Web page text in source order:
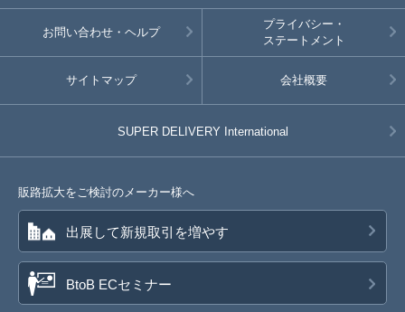
お問い合わせ・ヘルプ
プライバシー・
ステートメント
サイトマップ 会社概要
SUPER DELIVERY International
販路拡大をご検討のメーカー様へ
出展して新規取引を増やす
BtoB ECセミナー